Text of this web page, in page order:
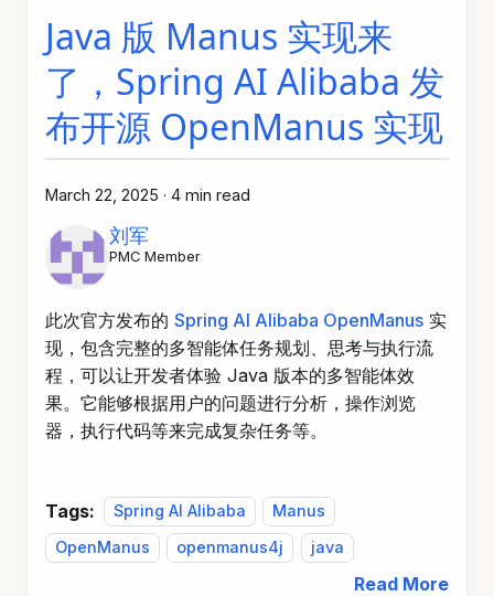
Java 版 Manus 实现来
了，Spring AI Alibaba 发
布开源 OpenManus 实现
March 22, 2025 · 4 min read
刘军
PMC Member
此次官方发布的 Spring AI Alibaba OpenManus 实
现，包含完整的多智能体任务规划、思考与执行流
程，可以让开发者体验 Java 版本的多智能体效
果。它能够根据用户的问题进行分析，操作浏览
器，执行代码等来完成复杂任务等。
Tags: Spring AI Alibaba
Manus
OpenManus
openmanus4j java
Read More